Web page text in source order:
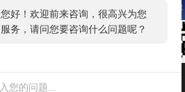
您好！欢迎前来咨询，很高兴为您
服务，请问您要咨询什么问题呢？